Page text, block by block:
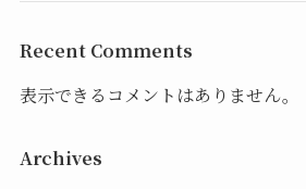
Recent Comments
表示できるコメントはありません。
Archives